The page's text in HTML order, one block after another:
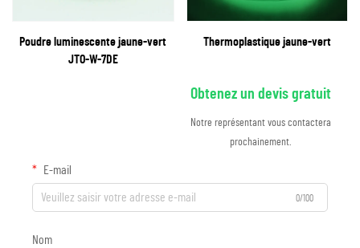
Poudre luminescente jaune-vert
JTO-W-7DE
Thermoplastique jaune-vert
Obtenez un devis gratuit
Notre représentant vous contactera
prochainement.
E-mail
0/100
Nom